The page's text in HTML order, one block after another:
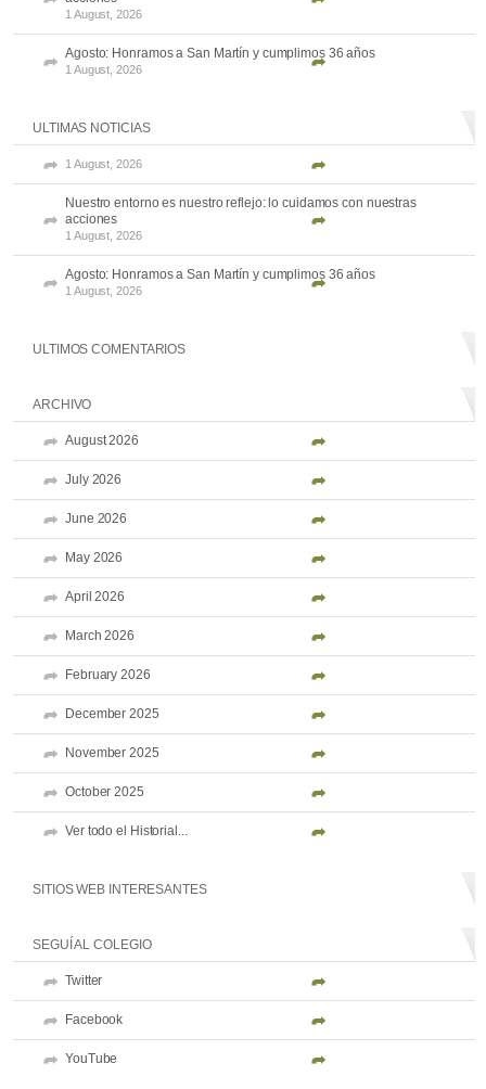
1 August, 2026
Agosto: Honramos a San Martín y cumplimos 36 años
1 August, 2026
ULTIMAS NOTICIAS
1 August, 2026
Nuestro entorno es nuestro reflejo: lo cuidamos con nuestras
acciones
1 August, 2026
Agosto: Honramos a San Martín y cumplimos 36 años
1 August, 2026
ULTIMOS COMENTARIOS
ARCHIVO
August 2026
July 2026
June 2026
May 2026
April 2026
March 2026
February 2026
December 2025
November 2025
October 2025
Ver todo el Historial...
SITIOS WEB INTERESANTES
SEGUÍ AL COLEGIO
Twitter
Facebook
YouTube